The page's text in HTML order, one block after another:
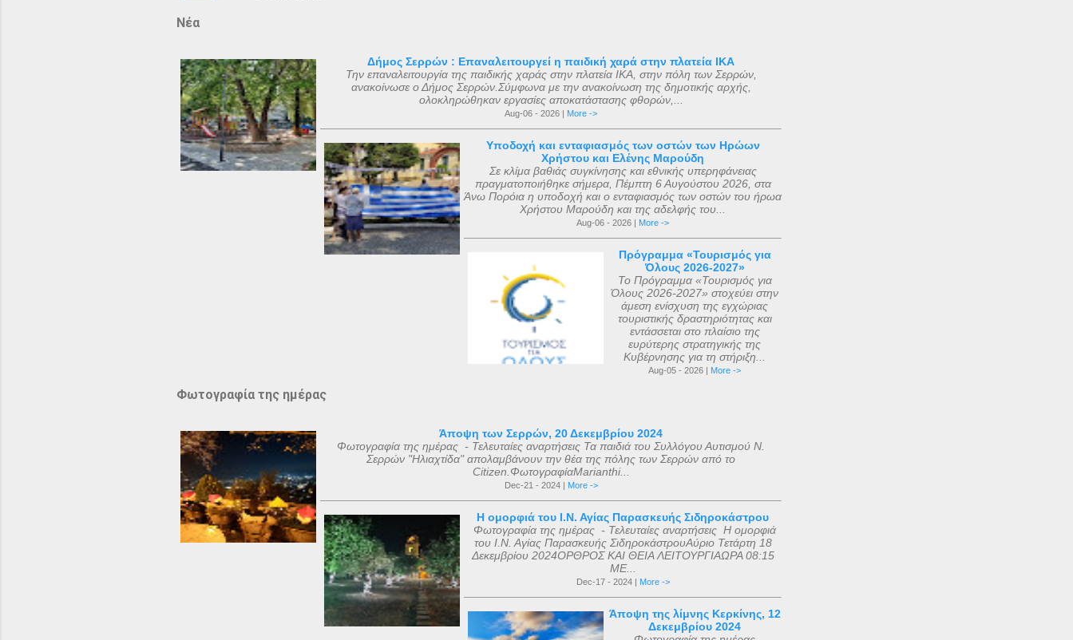
Νέα
Δήμος Σερρών : Επαναλειτουργεί η παιδική χαρά στην πλατεία ΙΚΑ
Την επαναλειτουργία της παιδικής χαράς στην πλατεία ΙΚΑ, στην πόλη των Σερρών,
ανακοίνωσε ο Δήμος Σερρών.Σύμφωνα με την ανακοίνωση της δημοτικής αρχής,
ολοκληρώθηκαν εργασίες αποκατάστασης φθορών,...
Aug-06 - 2026 | More ->
Υποδοχή και ενταφιασμός των οστών των Ηρώων
Χρήστου και Ελένης Μαρούδη
Σε κλίμα βαθιάς συγκίνησης και εθνικής υπερηφάνειας
πραγματοποιήθηκε σήμερα, Πέμπτη 6 Αυγούστου 2026, στα
Άνω Πορόια η υποδοχή και ο ενταφιασμός των οστών του ήρωα
Χρήστου Μαρούδη και της αδελφής του...
Aug-06 - 2026 | More ->
Πρόγραμμα «Τουρισμός για
Όλους 2026-2027»
Το Πρόγραμμα «Τουρισμός για
Όλους 2026-2027» στοχεύει στην
άμεση ενίσχυση της εγχώριας
τουριστικής δραστηριότητας και
εντάσσεται στο πλαίσιο της
ευρύτερης στρατηγικής της
Κυβέρνησης για τη στήριξη...
Aug-05 - 2026 | More ->
Φωτογραφία της ημέρας
Άποψη των Σερρών, 20 Δεκεμβρίου 2024
Φωτογραφία της ημέρας - Τελευταίες αναρτήσεις Τα παιδιά του Συλλόγου Αυτισμού Ν.
Σερρών "Ηλιαχτίδα" απολαμβάνουν την θέα της πόλης των Σερρών από το
Citizen.ΦωτογραφίαMarianthi...
Dec-21 - 2024 | More ->
Η ομορφιά του Ι.Ν. Αγίας Παρασκευής Σιδηροκάστρου
Φωτογραφία της ημέρας - Τελευταίες αναρτήσεις Η ομορφιά
του Ι.Ν. Αγίας Παρασκευής ΣιδηροκάστρουΑύριο Τετάρτη 18
Δεκεμβρίου 2024ΟΡΘΡΟΣ ΚΑΙ ΘΕΙΑ ΛΕΙΤΟΥΡΓΙΑΩΡΑ 08:15
ΜΕ...
Dec-17 - 2024 | More ->
Άποψη της λίμνης Κερκίνης, 12
Δεκεμβρίου 2024